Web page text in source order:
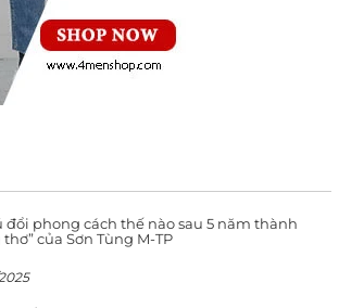
đổi phong cách thế nào sau 5 năm thành
thơ” của Sơn Tùng M-TP